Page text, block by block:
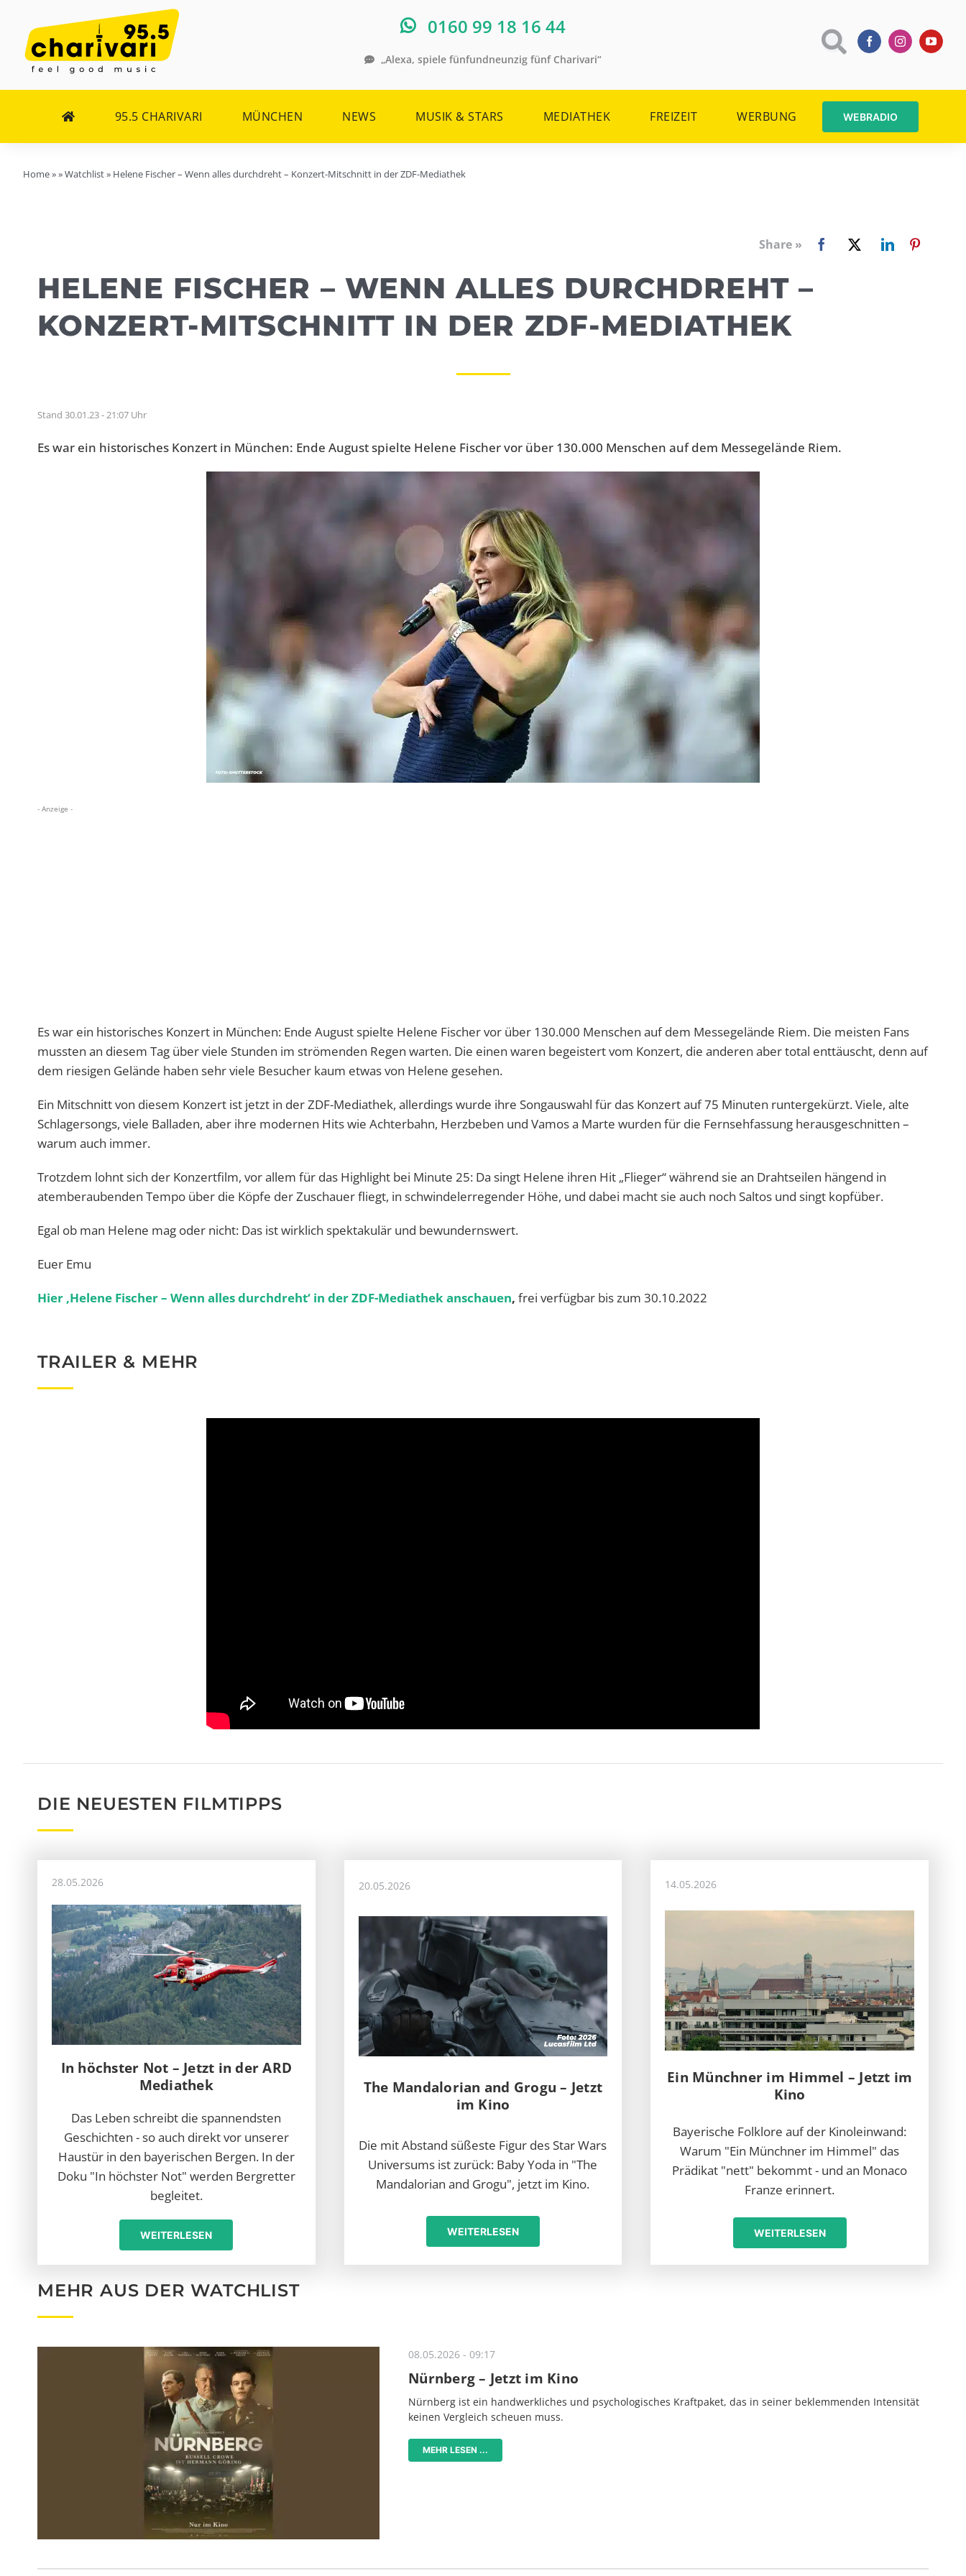
Inhalt
springen
0160 99 18 16 44
„Alexa, spiele fünfundneunzig fünf Charivari“
95.5 CHARIVARI MÜNCHEN NEWS MUSIK & STARS MEDIATHEK FREIZEIT WERBUNG WEBRADIO
Home»»Watchlist» Helene Fischer – Wenn alles durchdreht – Konzert-Mitschnitt in der ZDF-Mediathek
Share »
HELENE FISCHER – WENN ALLES DURCHDREHT –
KONZERT-MITSCHNITT IN DER ZDF-MEDIATHEK
Stand 30.01.23 - 21:07 Uhr
Es war ein historisches Konzert in München: Ende August spielte Helene Fischer vor über 130.000 Menschen auf dem Messegelände Riem.
- Anzeige -
Es war ein historisches Konzert in München: Ende August spielte Helene Fischer vor über 130.000 Menschen auf dem Messegelände Riem. Die meisten Fans
mussten an diesem Tag über viele Stunden im strömenden Regen warten. Die einen waren begeistert vom Konzert, die anderen aber total enttäuscht, denn auf
dem riesigen Gelände haben sehr viele Besucher kaum etwas von Helene gesehen.
Ein Mitschnitt von diesem Konzert ist jetzt in der ZDF-Mediathek, allerdings wurde ihre Songauswahl für das Konzert auf 75 Minuten runtergekürzt. Viele, alte
Schlagersongs, viele Balladen, aber ihre modernen Hits wie Achterbahn, Herzbeben und Vamos a Marte wurden für die Fernsehfassung herausgeschnitten –
warum auch immer.
Trotzdem lohnt sich der Konzertfilm, vor allem für das Highlight bei Minute 25: Da singt Helene ihren Hit „Flieger“ während sie an Drahtseilen hängend in
atemberaubenden Tempo über die Köpfe der Zuschauer fliegt, in schwindelerregender Höhe, und dabei macht sie auch noch Saltos und singt kopfüber.
Egal ob man Helene mag oder nicht: Das ist wirklich spektakulär und bewundernswert.
Euer Emu
Hier ‚Helene Fischer – Wenn alles durchdreht‘ in der ZDF-Mediathek anschauen, frei verfügbar bis zum 30.10.2022
TRAILER & MEHR
DIE NEUESTEN FILMTIPPS
28.05.2026
In höchster Not – Jetzt in der ARD
Mediathek
Das Leben schreibt die spannendsten
Geschichten - so auch direkt vor unserer
Haustür in den bayerischen Bergen. In der
Doku "In höchster Not" werden Bergretter
begleitet.
WEITERLESEN
20.05.2026
The Mandalorian and Grogu – Jetzt
im Kino
Die mit Abstand süßeste Figur des Star Wars
Universums ist zurück: Baby Yoda in "The
Mandalorian and Grogu", jetzt im Kino.
WEITERLESEN
14.05.2026
Ein Münchner im Himmel – Jetzt im
Kino
Bayerische Folklore auf der Kinoleinwand:
Warum "Ein Münchner im Himmel" das
Prädikat "nett" bekommt - und an Monaco
Franze erinnert.
WEITERLESEN
MEHR AUS DER WATCHLIST
08.05.2026 - 09:17
Nürnberg – Jetzt im Kino
Nürnberg ist ein handwerkliches und psychologisches Kraftpaket, das in seiner beklemmenden Intensität
keinen Vergleich scheuen muss.
MEHR LESEN ...